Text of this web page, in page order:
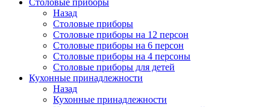
Столовые приборы
Назад
Столовые приборы
Столовые приборы на 12 персон
Столовые приборы на 6 персон
Столовые приборы на 4 персоны
Столовые приборы для детей
Кухонные принадлежности
Назад
Кухонные принадлежности